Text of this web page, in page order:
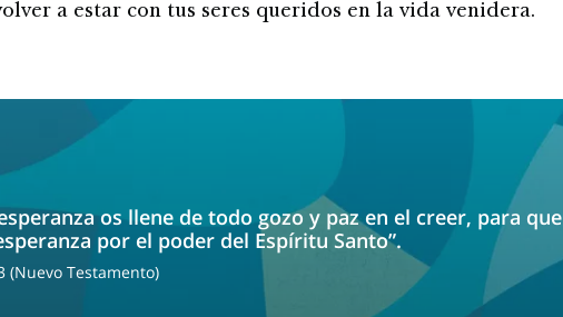
a estar con tus seres queridos en la vida venidera.
os llene de todo gozo y paz en el creer, para que
por el poder del Espíritu Santo”.
(Nuevo Testamento)